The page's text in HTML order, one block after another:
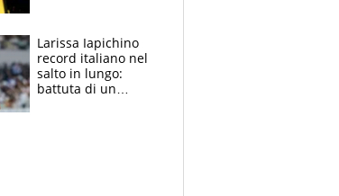
rischio da evitare
Larissa Iapichino
record italiano nel
salto in lungo:
battuta di un